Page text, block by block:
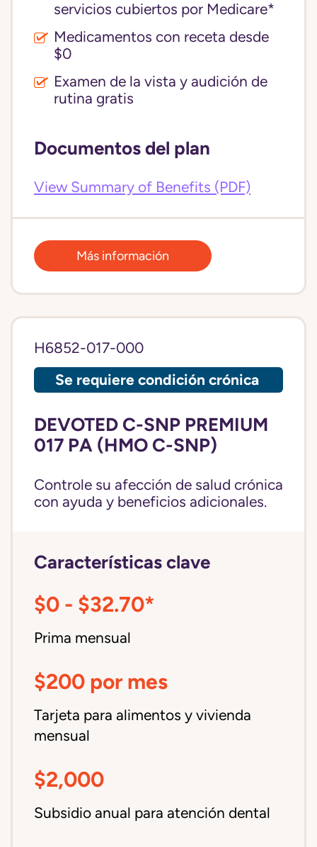
servicios cubiertos por Medicare*
Medicamentos con receta desde
$0
Examen de la vista y audición de
rutina gratis
Documentos del plan
View Summary of Benefits (PDF)
Más información
H6852-017-000
Se requiere condición crónica
DEVOTED C-SNP PREMIUM
017 PA (HMO C-SNP)
Controle su afección de salud crónica
con ayuda y beneficios adicionales.
Características clave
$0 - $32.70*
Prima mensual
$200 por mes
Tarjeta para alimentos y vivienda
mensual
$2,000
Subsidio anual para atención dental